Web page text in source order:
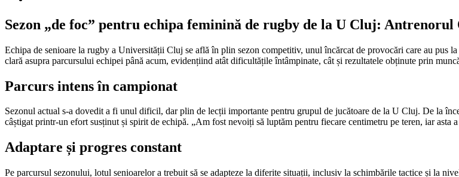
Sezon „de foc” pentru echipa feminină de rugby de la U Cluj:
Echipa de senioare la rugby a Universității Cluj se află în plin sezon competitiv, unul încărcat de provocări care au pus
clară asupra parcursului echipei până acum, evidențiind atât dificultățile întâmpinate, cât și rezultatele obținute prin
Parcurs intens în campionat
Sezonul actual s-a dovedit a fi unul dificil, dar plin de lecții importante pentru grupul de jucătoare de la U Cluj. De la
câștigat printr-un efort susținut și spirit de echipă. „Am fost nevoiți să luptăm pentru fiecare centimetru pe teren, iar
Adaptare și progres constant
Pe parcursul sezonului, lotul senioarelor a trebuit să se adapteze la diferite situații, inclusiv la schimbările tactice și la